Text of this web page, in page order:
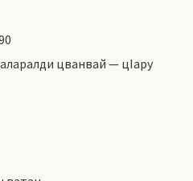
цванвай — цIару